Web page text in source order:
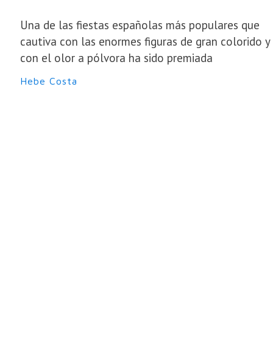
Una de las fiestas españolas más populares que
cautiva con las enormes figuras de gran colorido y
con el olor a pólvora ha sido premiada
Hebe Costa